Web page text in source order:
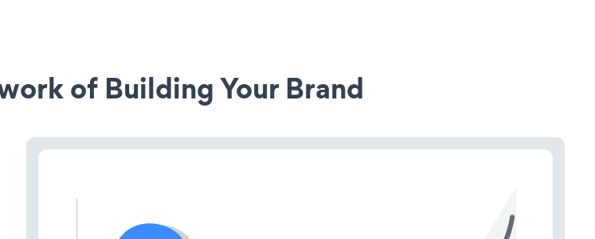
of Building Your Brand